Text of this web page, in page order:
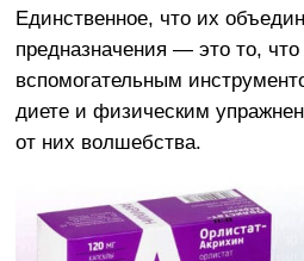
Единственное, что их
предназначения — это то,
вспомогательным
диете и физическим
от них волшебства.